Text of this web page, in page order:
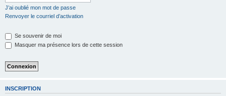
J’ai oublié mon mot de passe
Renvoyer le courriel d’activation
Se souvenir de moi
Masquer ma présence lors de cette session
INSCRIPTION